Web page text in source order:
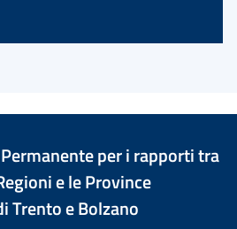
per i rapporti tra
e le Province
Trento e Bolzano